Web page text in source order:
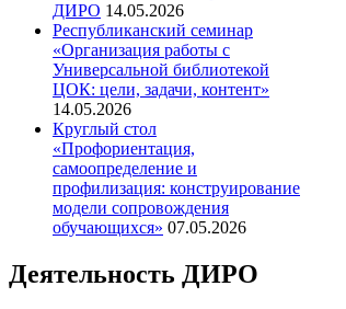
ДИРО 14.05.2026
Республиканский семинар
«Организация работы с
Универсальной библиотекой
ЦОК: цели, задачи, контент»
14.05.2026
Круглый стол
«Профориентация,
самоопределение и
профилизация: конструирование
модели сопровождения
обучающихся» 07.05.2026
Деятельность ДИРО